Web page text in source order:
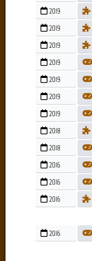
2019
2019
2019
2019
2019
2019
2019
2018
2018
2016
2016
2016
2016